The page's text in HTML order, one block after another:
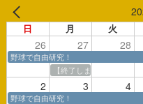
日 月 火
26 27 28
野球で自由研究！
【終了しました】内川聖
2 3 4
野球で自由研究！